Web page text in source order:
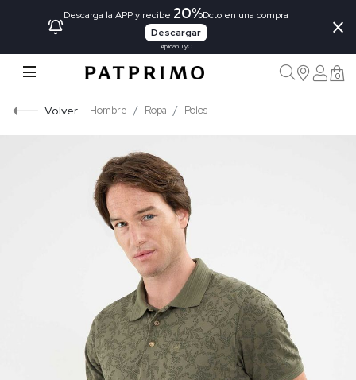
Descarga la APP y recibe 20%Dcto en una compra
Descargar
Aplican TyC
×
0
Volver Hombre Ropa Polos